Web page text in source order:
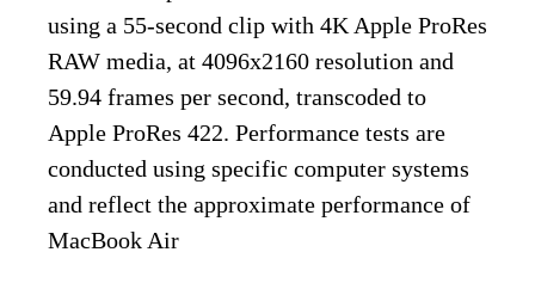
using a 55-second clip with 4K Apple ProRes
RAW media, at 4096x2160 resolution and
59.94 frames per second, transcoded to
Apple ProRes 422. Performance tests are
conducted using specific computer systems
and reflect the approximate performance of
MacBook Air